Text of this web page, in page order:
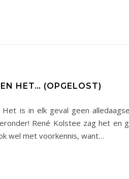
HET… (OPGELOST)
is in elk geval geen
René Kolstee zag het en
wel met voorkennis, want…